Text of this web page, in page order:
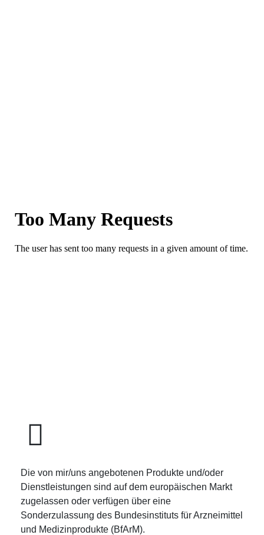
Die von mir/uns angebotenen Produkte und/oder
Dienstleistungen sind auf dem europäischen Markt
zugelassen oder verfügen über eine
Sonderzulassung des Bundesinstituts für Arzneimittel
und Medizinprodukte (BfArM).